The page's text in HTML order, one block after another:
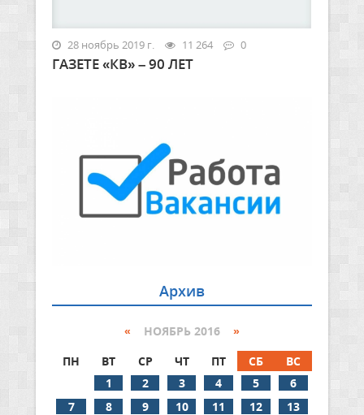
28 ноябрь 2019 г. 11 264 0
ГАЗЕТЕ «КВ» – 90 ЛЕТ
Архив
« НОЯБРЬ 2016 »
ПН
ВТ СР ЧТ ПТ СБ
ВС
1
2 3 4 5
6
7
8 9 10 11 12
13